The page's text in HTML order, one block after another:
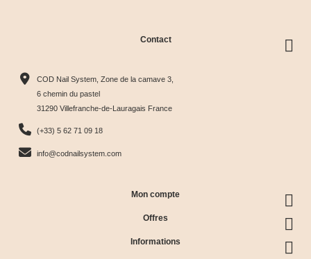
Contact
COD Nail System, Zone de la camave 3,
6 chemin du pastel
31290 Villefranche-de-Lauragais France
(+33) 5 62 71 09 18
info@codnailsystem.com
Mon compte
Offres
Informations